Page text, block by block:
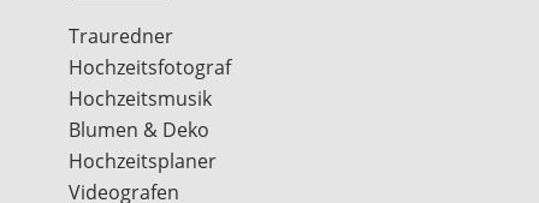
Trauredner
Hochzeitsfotograf
Hochzeitsmusik
Blumen & Deko
Hochzeitsplaner
Videografen